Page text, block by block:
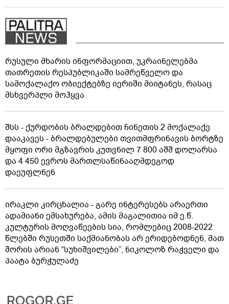
რუსული მხარის ინფორმაციით, უკრაინელებმა
თათრეთის რესპუბლიკაში სამრეწველო და
სამოქალაქო ობიექტებზე იერიში მიიტანეს, რასაც
მსხვერპლი მოჰყვა
შსს - ქურდობის ბრალდებით ჩინეთის 2 მოქალაქე
დააკავეს - ბრალდებულები თვითმფრინავის ბორტზე
მყოფი ორი მგზავრის კუთვნილ 7 800 აშშ დოლარსა
და 4 450 ევროს მართლსაწინააღმდეგოდ
დაეუფლნენ
ირაკლი კირცხალია - გარე ინტერესებს არაერთი
ადამიანი ემსახურება, ამის მაგალითია იმ ე.წ.
კულტურის მოღვაწეების სია, რომლებიც 2008-2022
წლებში რუსეთში საქმიანობას არ ერიდებოდნენ, მათ
შორის არიან “სუხიშვილები”, ნიკოლოზ რაჭველი და
პაატა ბურჭულაძე